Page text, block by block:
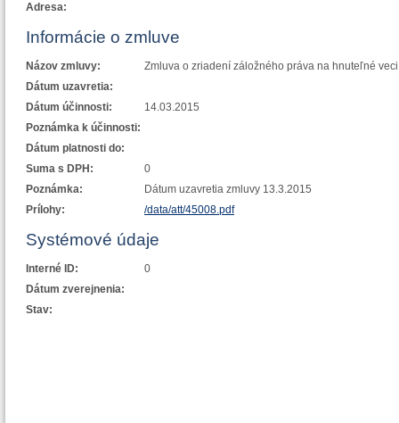
Adresa:
Informácie o zmluve
Názov zmluvy:
Zmluva o zriadení záložného práva na hnuteľné
Dátum uzavretia:
Dátum účinnosti:
14.03.2015
Poznámka k účinnosti:
Dátum platnosti do:
Suma s DPH:
0
Poznámka:
Dátum uzavretia zmluvy 13.3.2015
Prílohy:
/data/att/45008.pdf
Systémové údaje
Interné ID:
0
Dátum zverejnenia:
Stav: